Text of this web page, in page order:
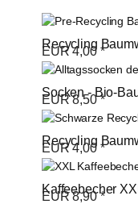
Recycling
EUR 4,00 *
Socken - Bio-
EUR 8,50 *
Recycling
EUR 4,00 *
Kaffeebecher
EUR 8,90 *